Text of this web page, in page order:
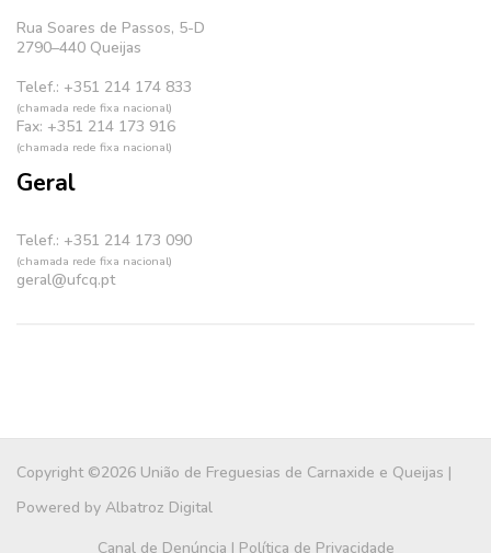
Rua Soares de Passos, 5-D
2790–440 Queijas
Telef.: +351 214 174 833
(chamada rede fixa nacional)
Fax: +351 214 173 916
(chamada rede fixa nacional)
Geral
Telef.: +351 214 173 090
(chamada rede fixa nacional)
geral@ufcq.pt
Copyright ©2026 União de Freguesias de Carnaxide e Queijas |
Powered by Albatroz Digital
Canal de Denúncia | Política de Privacidade